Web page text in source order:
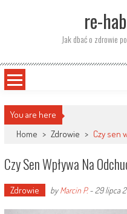
re-
Jak dbać o zdrowie
You are here
Home > Zdrowie > Czy sen
Czy Sen Wpływa Na
Zdrowie byMarcin P.- 29 lipca